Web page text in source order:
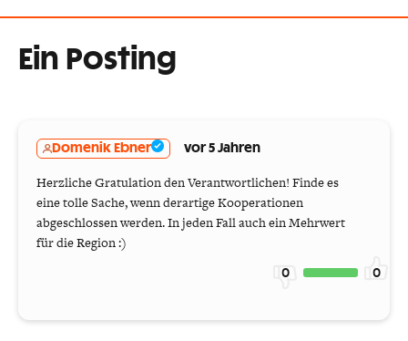
Ein Posting
Domenik Ebner vor 5 Jahren
Herzliche Gratulation den Verantwortlichen! Finde es
eine tolle Sache, wenn derartige Kooperationen
abgeschlossen werden. In jeden Fall auch ein Mehrwert
für die Region :)
0 0